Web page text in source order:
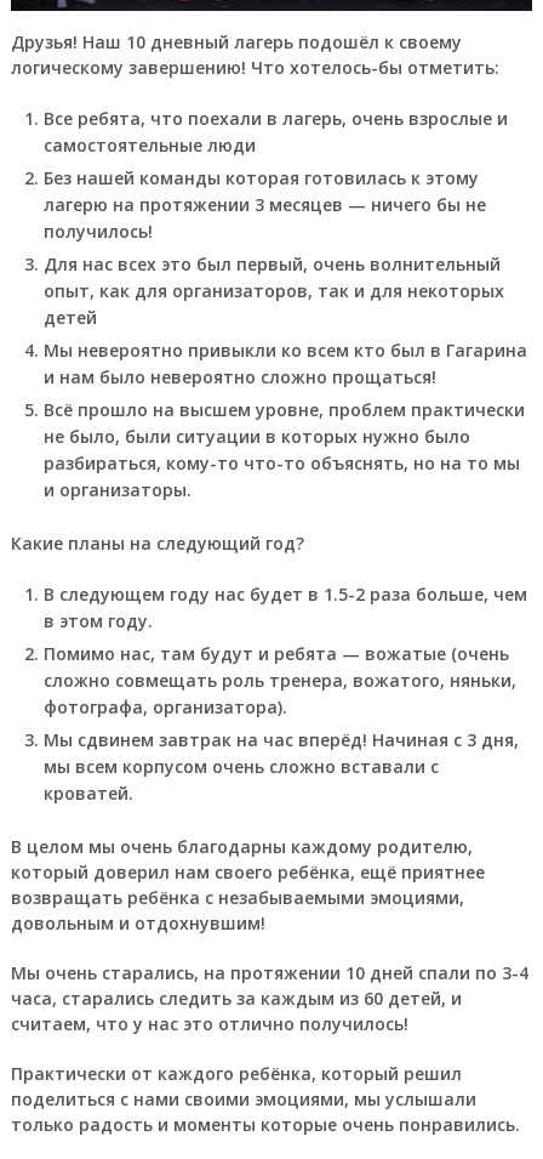
Друзья! Наш 10 дневный лагерь подошёл к своему
логическому завершению! Что хотелось-бы отметить:
Все ребята, что поехали в лагерь, очень взрослые и
самостоятельные люди
Без нашей команды которая готовилась к этому
лагерю на протяжении 3 месяцев — ничего бы не
получилось!
Для нас всех это был первый, очень волнительный
опыт, как для организаторов, так и для некоторых
детей
Мы невероятно привыкли ко всем кто был в Гагарина
и нам было невероятно сложно прощаться!
Всё прошло на высшем уровне, проблем практически
не было, были ситуации в которых нужно было
разбираться, кому-то что-то объяснять, но на то мы
и организаторы.
Какие планы на следующий год?
В следующем году нас будет в 1.5-2 раза больше, чем
в этом году.
Помимо нас, там будут и ребята — вожатые (очень
сложно совмещать роль тренера, вожатого, няньки,
фотографа, организатора).
Мы сдвинем завтрак на час вперёд! Начиная с 3 дня,
мы всем корпусом очень сложно вставали с
кроватей.
В целом мы очень благодарны каждому родителю,
который доверил нам своего ребёнка, ещё приятнее
возвращать ребёнка с незабываемыми эмоциями,
довольным и отдохнувшим!
Мы очень старались, на протяжении 10 дней спали по 3-4
часа, старались следить за каждым из 60 детей, и
считаем, что у нас это отлично получилось!
Практически от каждого ребёнка, который решил
поделиться с нами своими эмоциями, мы услышали
только радость и моменты которые очень понравились.